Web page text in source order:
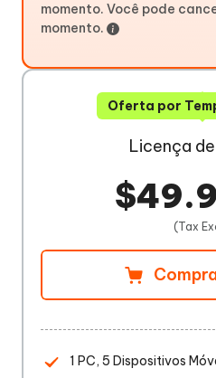
Oferta por
Licença de
(Tax
1 PC, 5 Dispositivos
momento. Você pode
momento.